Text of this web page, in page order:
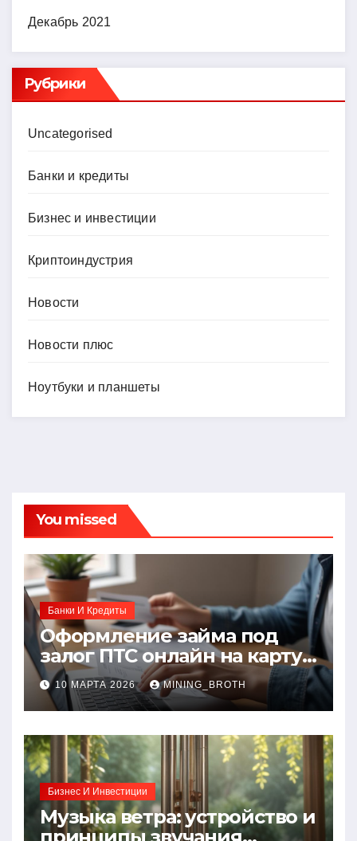
Декабрь 2021
Рубрики
Uncategorised
Банки и кредиты
Бизнес и инвестиции
Криптоиндустрия
Новости
Новости плюс
Ноутбуки и планшеты
You missed
Банки И Кредиты
Оформление займа под
залог ПТС онлайн на карту
без визита в офис: порядок,
требования и документы
10 МАРТА 2026 MINING_BROTH
Бизнес И Инвестиции
Музыка ветра: устройство и